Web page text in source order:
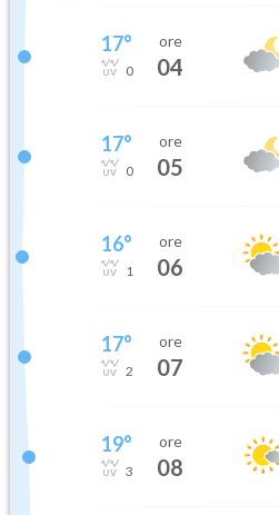
17°
0
ore
04
17°
0
ore
05
16°
1
ore
06
17°
2
ore
07
19°
3
ore
08